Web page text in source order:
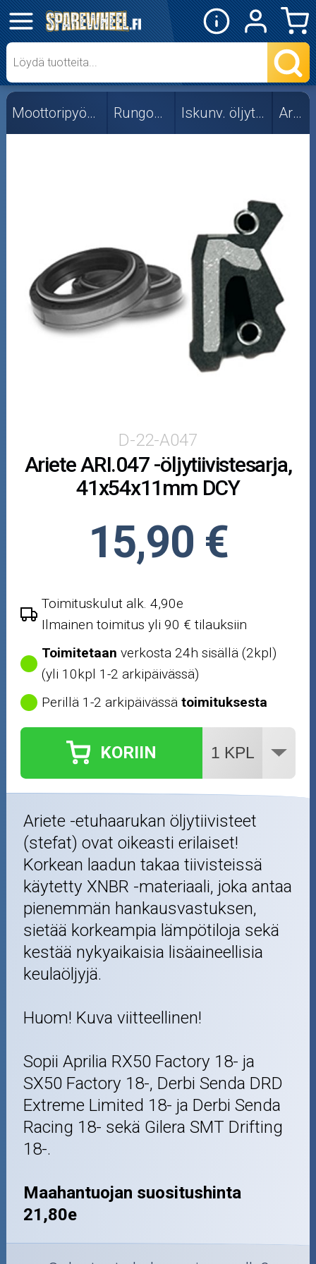
✕
Mopon osat
Skootterin osat
Crossipyörän osat
Mopoauton osat
Mönkijän osat
Puutarha ja metsä
Öljyt ja kemikaalit
Outlet-tuotteet
Moottoripyörän osat Rungon osat Iskunv. öljytiivisteet Ariete
D-22-A047
Ariete ARI.047 -öljytiivistesarja,
41x54x11mm DCY
15,90 €
Toimituskulut alk. 4,90e
Ilmainen toimitus yli 90 € tilauksiin
Toimitetaan verkosta 24h sisällä (2kpl)
(yli 10kpl 1-2 arkipäivässä)
Perillä 1-2 arkipäivässätoimituksesta
KORIIN
Ariete -etuhaarukan öljytiivisteet
(stefat) ovat oikeasti erilaiset!
Korkean laadun takaa tiivisteissä
käytetty XNBR -materiaali, joka antaa
pienemmän hankausvastuksen,
sietää korkeampia lämpötiloja sekä
kestää nykyaikaisia lisäaineellisia
keulaöljyjä.
Huom! Kuva viitteellinen!
Sopii Aprilia RX50 Factory 18- ja
SX50 Factory 18-, Derbi Senda DRD
Extreme Limited 18- ja Derbi Senda
Racing 18- sekä Gilera SMT Drifting
18-.
Maahantuojan suositushinta
21,80e